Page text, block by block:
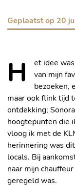
Geplaatst op 20
H
et idee
van mijn
bezoeken,
maar ook flink tijd
ontdekking;
hoogtepunten die
vloog ik met de
herinnering was
locals. Bij
naar mijn
geregeld was.